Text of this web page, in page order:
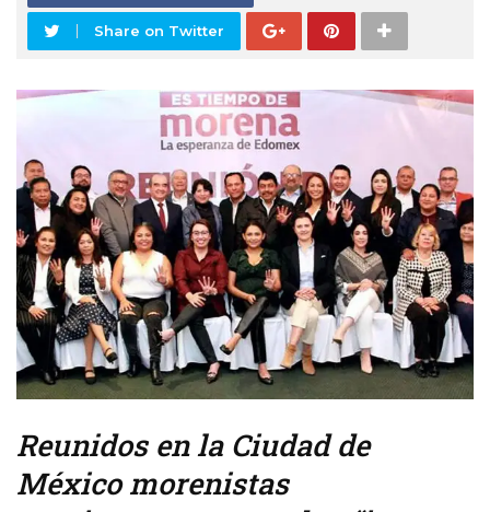
Share on Twitter
Reunidos en la Ciudad de
México morenistas